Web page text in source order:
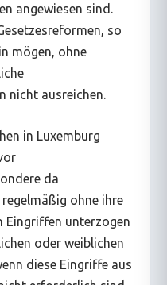
angewiesen sind.
so
mögen, ohne
nicht ausreichen.
in Luxemburg
da
ohne ihre
Eingriffen unterzogen
oder weiblichen
diese Eingriffe aus